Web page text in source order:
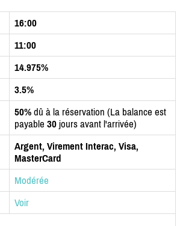
16:00
11:00
14.975%
3.5%
50% dû à la réservation (La balance est
payable 30 jours avant l'arrivée)
Argent, Virement Interac, Visa,
MasterCard
Modérée
Voir